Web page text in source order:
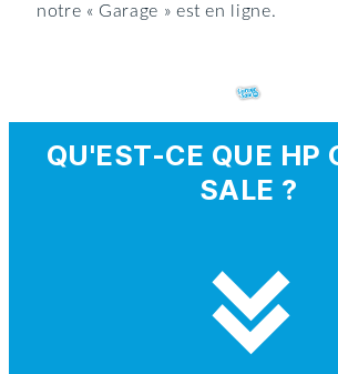
notre « Garage » est en ligne.
QU'EST-CE QUE HP
SALE ?